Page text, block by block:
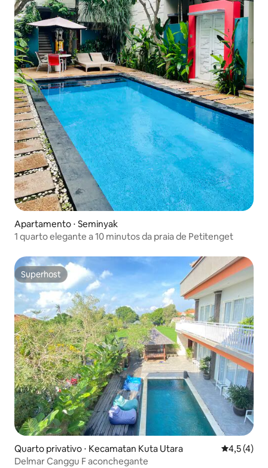
Apartamento ⋅ Seminyak
1 quarto elegante a 10 minutos da praia de Petitenget
Superhost
Superhost
Quarto privativo ⋅ Kecamatan Kuta Utara 4,5 de
4,5 (4)
Delmar Canggu F aconchegante